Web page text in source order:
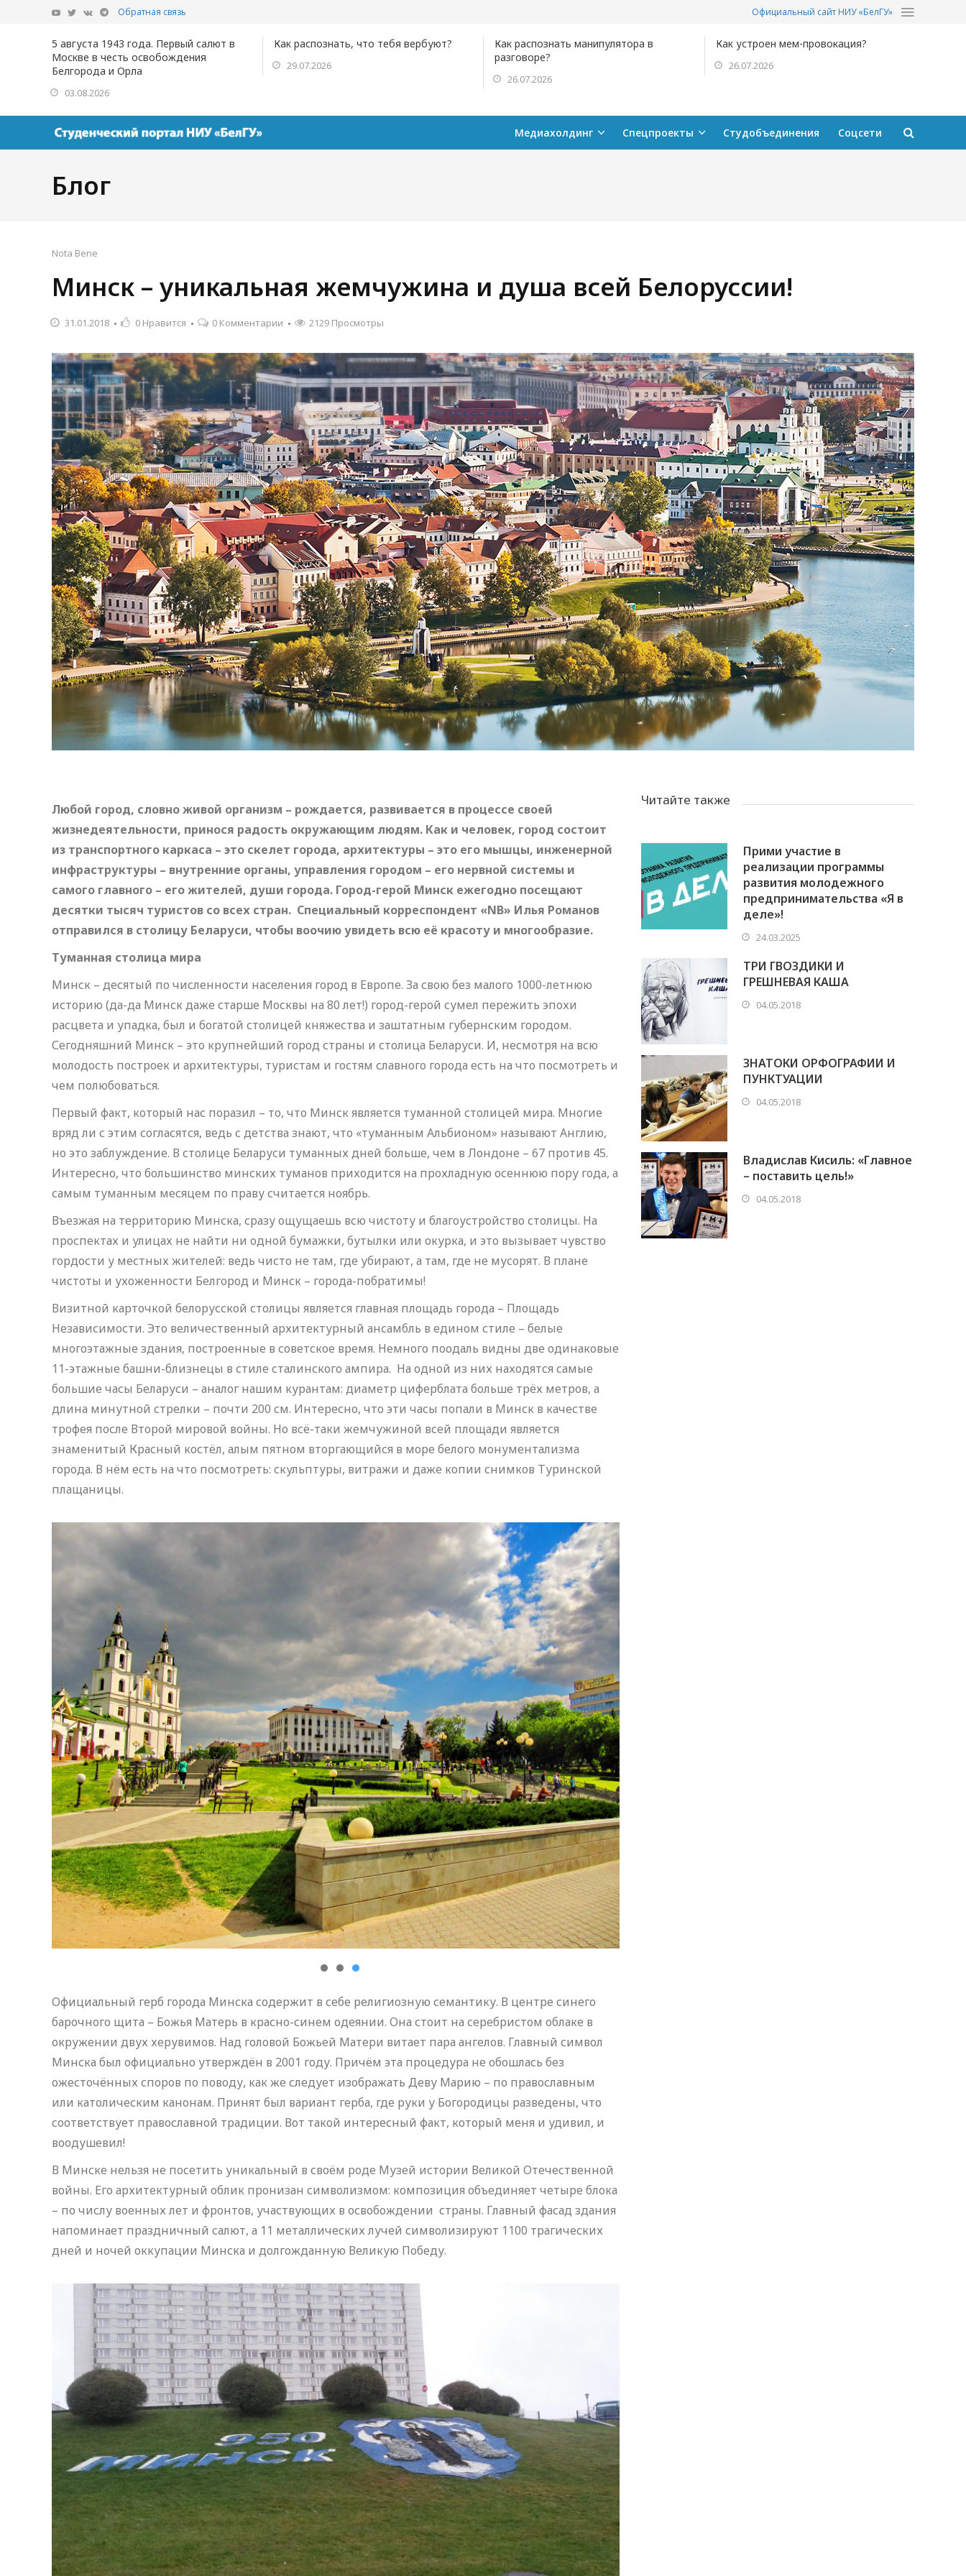
Обратная связь Официальный сайт НИУ «БелГУ»
5 августа 1943 года. Первый салют в
Москве в честь освобождения
Белгорода и Орла
03.08.2026
Как распознать, что тебя вербуют?
29.07.2026
Как распознать манипулятора в
разговоре?
26.07.2026
Как устроен мем-провокация?
26.07.2026
Медиахолдинг Спецпроекты Студобъединения Соцсети
Блог
Nota Bene
Минск – уникальная жемчужина и душа всей Белоруссии!
31.01.2018 0 Нравится 0 Комментарии 2129 Просмотры
Любой город, словно живой организм – рождается, развивается в процессе своей
жизнедеятельности, принося радость окружающим людям. Как и человек, город состоит
из транспортного каркаса – это скелет города, архитектуры – это его мышцы, инженерной
инфраструктуры – внутренние органы, управления городом – его нервной системы и
самого главного – его жителей, души города. Город-герой Минск ежегодно посещают
десятки тысяч туристов со всех стран. Специальный корреспондент «NB» Илья Романов
отправился в столицу Беларуси, чтобы воочию увидеть всю её красоту и многообразие.
Туманная столица мира
Минск – десятый по численности населения город в Европе. За свою без малого 1000-летнюю
историю (да-да Минск даже старше Москвы на 80 лет!) город-герой сумел пережить эпохи
расцвета и упадка, был и богатой столицей княжества и заштатным губернским городом.
Сегодняшний Минск – это крупнейший город страны и столица Беларуси. И, несмотря на всю
молодость построек и архитектуры, туристам и гостям славного города есть на что посмотреть и
чем полюбоваться.
Первый факт, который нас поразил – то, что Минск является туманной столицей мира. Многие
вряд ли с этим согласятся, ведь с детства знают, что «туманным Альбионом» называют Англию,
но это заблуждение. В столице Беларуси туманных дней больше, чем в Лондоне – 67 против 45.
Интересно, что большинство минских туманов приходится на прохладную осеннюю пору года, а
самым туманным месяцем по праву считается ноябрь.
Въезжая на территорию Минска, сразу ощущаешь всю чистоту и благоустройство столицы. На
проспектах и улицах не найти ни одной бумажки, бутылки или окурка, и это вызывает чувство
гордости у местных жителей: ведь чисто не там, где убирают, а там, где не мусорят. В плане
чистоты и ухоженности Белгород и Минск – города-побратимы!
Визитной карточкой белорусской столицы является главная площадь города – Площадь
Независимости. Это величественный архитектурный ансамбль в едином стиле – белые
многоэтажные здания, построенные в советское время. Немного поодаль видны две одинаковые
11-этажные башни-близнецы в стиле сталинского ампира. На одной из них находятся самые
большие часы Беларуси – аналог нашим курантам: диаметр циферблата больше трёх метров, а
длина минутной стрелки – почти 200 см. Интересно, что эти часы попали в Минск в качестве
трофея после Второй мировой войны. Но всё-таки жемчужиной всей площади является
знаменитый Красный костёл, алым пятном вторгающийся в море белого монументализма
города. В нём есть на что посмотреть: скульптуры, витражи и даже копии снимков Туринской
плащаницы.
Официальный герб города Минска содержит в себе религиозную семантику. В центре синего
барочного щита – Божья Матерь в красно-синем одеянии. Она стоит на серебристом облаке в
окружении двух херувимов. Над головой Божьей Матери витает пара ангелов. Главный символ
Минска был официально утверждён в 2001 году. Причём эта процедура не обошлась без
ожесточённых споров по поводу, как же следует изображать Деву Марию – по православным
или католическим канонам. Принят был вариант герба, где руки у Богородицы разведены, что
соответствует православной традиции. Вот такой интересный факт, который меня и удивил, и
воодушевил!
В Минске нельзя не посетить уникальный в своём роде Музей истории Великой Отечественной
войны. Его архитектурный облик пронизан символизмом: композиция объединяет четыре блока
– по числу военных лет и фронтов, участвующих в освобождении страны. Главный фасад здания
напоминает праздничный салют, а 11 металлических лучей символизируют 1100 трагических
дней и ночей оккупации Минска и долгожданную Великую Победу.
Читайте также
Прими участие в
реализации программы
развития молодежного
предпринимательства «Я в
деле»!
24.03.2025
ТРИ ГВОЗДИКИ И
ГРЕШНЕВАЯ КАША
04.05.2018
ЗНАТОКИ ОРФОГРАФИИ И
ПУНКТУАЦИИ
04.05.2018
Владислав Кисиль: «Главное
– поставить цель!»
04.05.2018